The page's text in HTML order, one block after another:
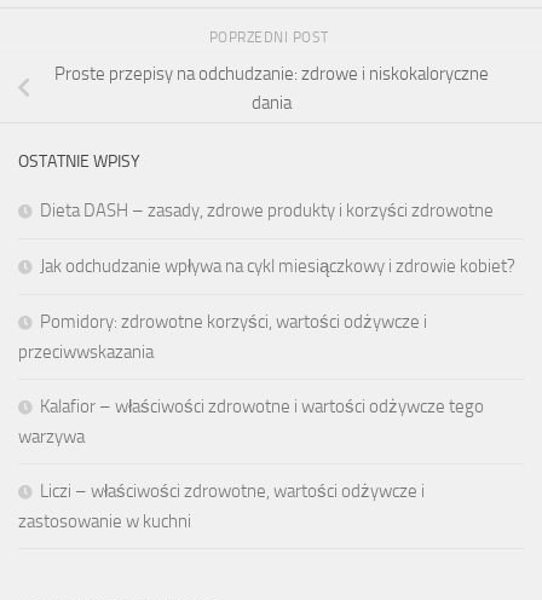
POPRZEDNI POST
Proste przepisy na odchudzanie: zdrowe i niskokaloryczne
dania
OSTATNIE WPISY
Dieta DASH – zasady, zdrowe produkty i korzyści zdrowotne
Jak odchudzanie wpływa na cykl miesiączkowy i zdrowie kobiet?
Pomidory: zdrowotne korzyści, wartości odżywcze i
przeciwwskazania
Kalafior – właściwości zdrowotne i wartości odżywcze tego
warzywa
Liczi – właściwości zdrowotne, wartości odżywcze i
zastosowanie w kuchni